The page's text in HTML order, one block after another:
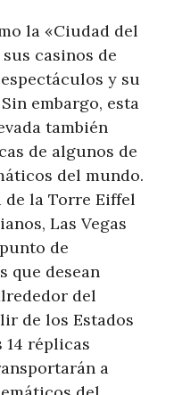
la «Ciudad del
casinos de
y su
embargo, esta
también
de algunos de
del mundo.
de la Torre Eiffel
Las Vegas
de
que desean
del
de los Estados
14 réplicas
a